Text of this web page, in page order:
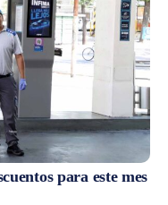
para este mes